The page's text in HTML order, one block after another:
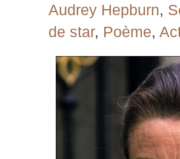
Audrey Hepburn,
de star, Poème,